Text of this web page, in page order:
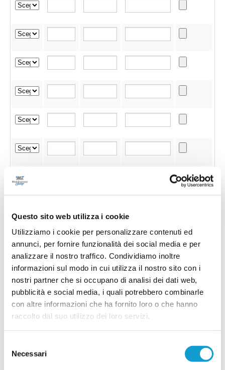
Questo sito web utilizza i cookie
Utilizziamo i cookie per personalizzare contenuti ed
annunci, per fornire funzionalità dei social media e per
analizzare il nostro traffico. Condividiamo inoltre
informazioni sul modo in cui utilizza il nostro sito con i
nostri partner che si occupano di analisi dei dati web,
pubblicità e social media, i quali potrebbero combinarle
con altre informazioni che ha fornito loro o che hanno
raccolto dal suo utilizzo dei loro servizi.
delNecessari